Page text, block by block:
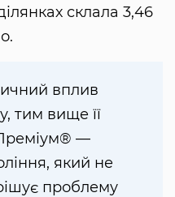
склала 3,46
вплив
тим вище її
—
який не
проблему